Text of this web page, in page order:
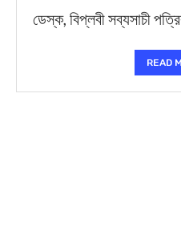
ডেস্ক, বিপ্লবী সব্যসাচী
READ